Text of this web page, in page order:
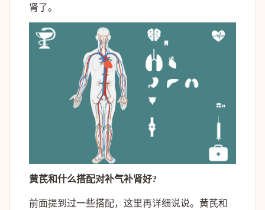
肾了。
黄芪和什么搭配对补气补肾好?
前面提到过一些搭配，这里再详细说说。黄芪和